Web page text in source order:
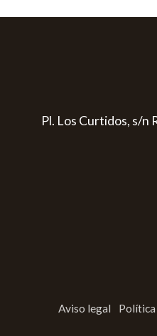
Pl. Los Curtidos, s/n
Aviso legal Política